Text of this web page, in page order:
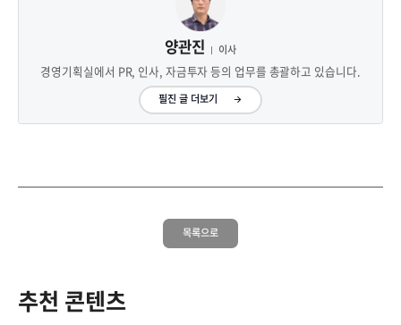
양관진 이사
경영기획실에서 PR, 인사, 자금투자 등의 업무를 총괄하고 있습니다.
필진 글 더보기
목록으로
추천 콘텐츠